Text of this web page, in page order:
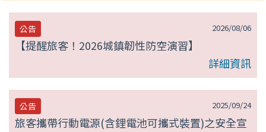
2026/08/06
公告
【提醒旅客！2026城鎮韌性防空演習】
詳細資訊
2025/09/24
公告
旅客攜帶行動電源(含鋰電池可攜式裝置)之安全宣